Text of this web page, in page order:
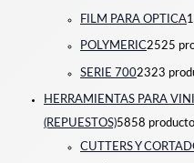
FILM PARA OPTICA
POLYMERIC2525
SERIE 7002323
HERRAMIENTAS PARA
(REPUESTOS)5858
CUTTERS Y